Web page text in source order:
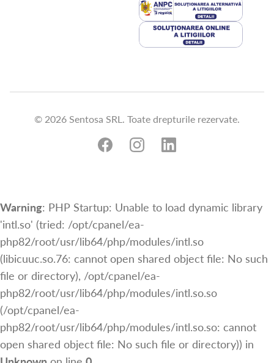
© 2026 Sentosa SRL. Toate drepturile rezervate.
Warning: PHP Startup: Unable to load dynamic library
'intl.so' (tried: /opt/cpanel/ea-
php82/root/usr/lib64/php/modules/intl.so
(libicuuc.so.76: cannot open shared object file: No such
file or directory), /opt/cpanel/ea-
php82/root/usr/lib64/php/modules/intl.so.so
(/opt/cpanel/ea-
php82/root/usr/lib64/php/modules/intl.so.so: cannot
open shared object file: No such file or directory)) in